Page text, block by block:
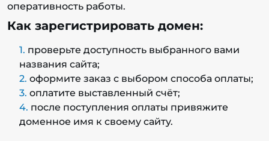
оперативность работы.
Как зарегистрировать домен:
проверьте доступность выбранного вами
названия сайта;
оформите заказ с выбором способа оплаты;
оплатите выставленный счёт;
после поступления оплаты привяжите
доменное имя к своему сайту.